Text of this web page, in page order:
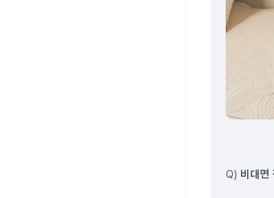
Q) 비대면